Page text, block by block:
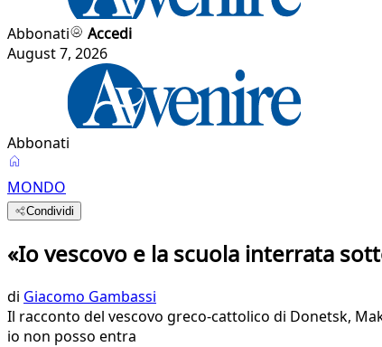
Abbonati
Accedi
August 7, 2026
Abbonati
MONDO
Condividi
«Io vescovo e la scuola interrata
di Giacomo Gambassi
Il racconto del vescovo greco-cattolico di Donetsk,
io non posso entra